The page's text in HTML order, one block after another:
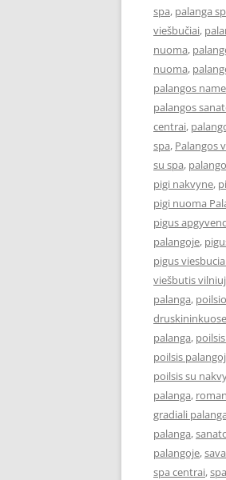
spa, palanga
viešbučiai,
nuoma,
nuoma,
palangos
palangos
centrai,
spa, Palangos
su spa,
pigi nakvyne,
pigi nuoma
pigus
palangoje,
pigus
viešbutis
palanga,
druskininkuose
palanga,
poilsis
poilsis su
palanga,
gradiali palanga
palanga,
palangoje,
spa centrai,